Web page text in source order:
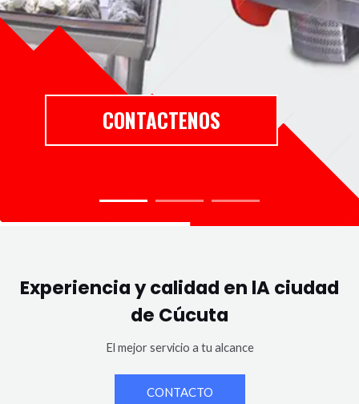
CONTACTENOS
Experiencia y calidad en lA ciudad
de Cúcuta
El mejor servicio a tu alcance
CONTACTO